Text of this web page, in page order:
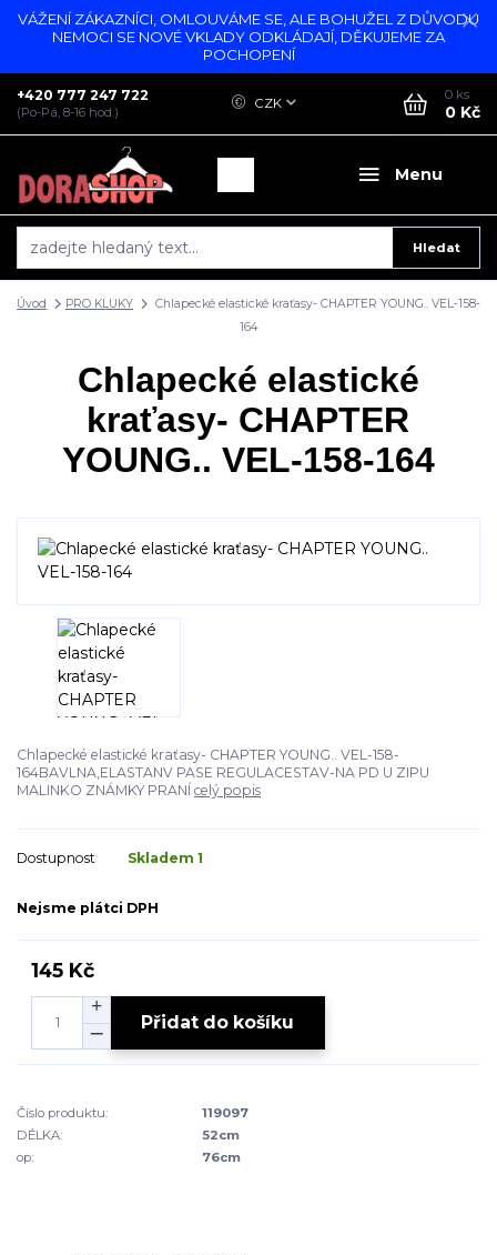
VÁŽENÍ ZÁKAZNÍCI, OMLOUVÁME SE, ALE BOHUŽEL Z DŮVODU
NEMOCI SE NOVÉ VKLADY ODKLÁDAJÍ, DĚKUJEME ZA
POCHOPENÍ
Menu
CZK
Hledat
+420 777 247 722
(Po-Pá, 8-16 hod.)
0 ks
0 Kč
Úvod PRO KLUKY
Chlapecké elastické kraťasy- CHAPTER YOUNG.. VEL-158-
164
Chlapecké elastické
kraťasy- CHAPTER
YOUNG.. VEL-158-164
Chlapecké elastické kraťasy- CHAPTER YOUNG.. VEL-158-
164BAVLNA,ELASTANV PASE REGULACESTAV-NA PD U ZIPU
MALINKO ZNÁMKY PRANÍ celý popis
Dostupnost Skladem 1
Nejsme plátci DPH
145 Kč
Přidat do košíku
Číslo produktu:
119097
DÉLKA:
52cm
op:
76cm